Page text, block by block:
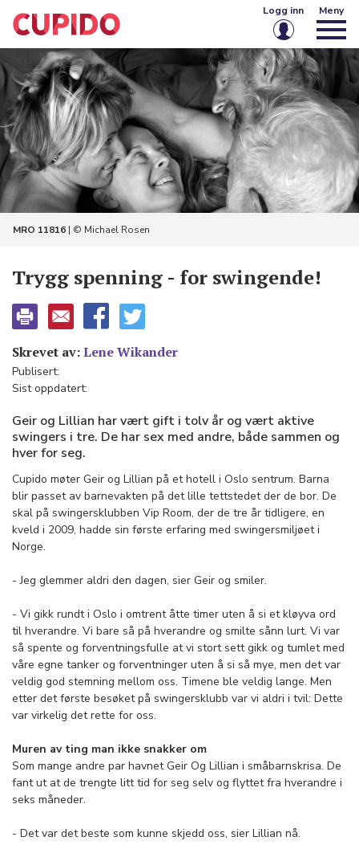
Logg inn
E-post eller brukernavn
Passord
Husk meg på denne enheten
Meny
MRO 11816 | © Michael Rosen
Trygg spenning - for swingende!
Skrevet av:Lene Wikander
Publisert:
Sist oppdatert:
Geir og Lillian har vært gift i tolv år og vært aktive
swingers i tre. De har sex med andre, både sammen og
hver for seg.
Cupido møter Geir og Lillian på et hotell i Oslo sentrum. Barna
blir passet av barnevakten på det lille tettstedet der de bor. De
skal på swingersklubben Vip Room, der de tre år tidligere, en
kveld i 2009, hadde sin første erfaring med swingersmiljøet i
Norge.
- Jeg glemmer aldri den dagen, sier Geir og smiler.
- Vi gikk rundt i Oslo i omtrent åtte timer uten å si et kløyva ord
til hverandre. Vi bare så på hverandre og smilte sånn lurt. Vi var
så spente og forventningsfulle at vi stort sett gikk og tumlet med
våre egne tanker og forventninger uten å si så mye, men det var
veldig god stemning mellom oss. Timene ble veldig lange. Men
etter det første besøket på swingersklubb var vi aldri i tvil: Dette
var virkelig det rette for oss.
Muren av ting man ikke snakker om
Som mange andre par havnet Geir Og Lillian i småbarnskrisa. De
fant ut at de trengte litt tid for seg selv og flyttet fra hverandre i
seks måneder.
- Det var det beste som kunne skjedd oss, sier Lillian nå.